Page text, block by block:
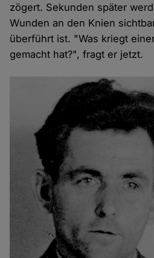
zögert. Sekunden später
Wunden an den Knien
überführt ist. "Was kriegt
gemacht hat?", fragt er jetzt.